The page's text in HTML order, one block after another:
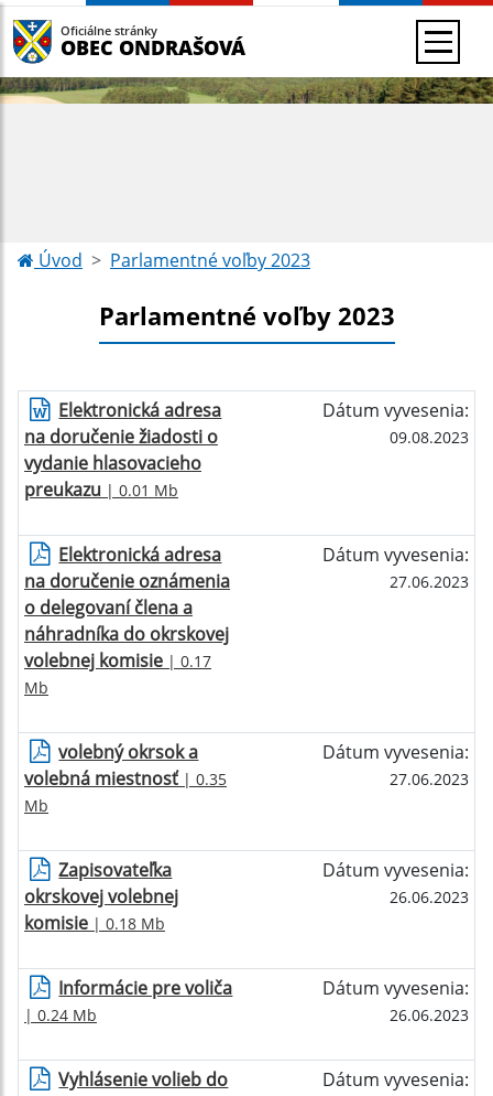
Oficiálne stránky
OBEC ONDRAŠOVÁ
Úvod Parlamentné voľby 2023
Parlamentné voľby 2023
Elektronická adresa
na doručenie žiadosti o
vydanie hlasovacieho
preukazu | 0.01 Mb
Dátum vyvesenia:
09.08.2023
Elektronická adresa
na doručenie oznámenia
o delegovaní člena a
náhradníka do okrskovej
volebnej komisie | 0.17
Mb
Dátum vyvesenia:
27.06.2023
volebný okrsok a
volebná miestnosť | 0.35
Mb
Dátum vyvesenia:
27.06.2023
Zapisovateľka
okrskovej volebnej
komisie | 0.18 Mb
Dátum vyvesenia:
26.06.2023
Informácie pre voliča
| 0.24 Mb
Dátum vyvesenia:
26.06.2023
Vyhlásenie volieb do
Dátum vyvesenia: